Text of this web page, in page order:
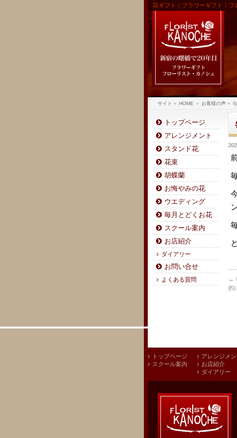
花ギフト｜フラワーギフト｜
サイト » HOME » お客様の声»
←
的
トップページ
アレンジメント
スタンド花
花束
胡蝶蘭
お悔やみの花
ウエディング
毎月とどくお花
スクール案内
お店紹介
ダイアリー
お問い合せ
よくある質問
トップページ アレンジメン
スクール案内
お店紹介
ダイアリー